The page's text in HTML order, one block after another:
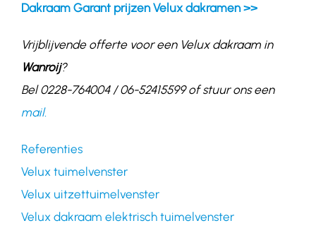
Dakraam Garant prijzen Velux dakramen >>
Vrijblijvende offerte voor een Velux dakraam in
Wanroij?
Bel 0228-764004 / 06-52415599 of stuur ons een
mail.
Referenties
Velux tuimelvenster
Velux uitzettuimelvenster
Velux dakraam elektrisch tuimelvenster